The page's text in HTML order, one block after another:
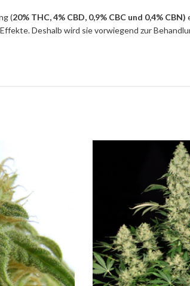
(20% THC, 4% CBD, 0,9% CBC und 0,4% CBN)
Deshalb wird sie vorwiegend zur